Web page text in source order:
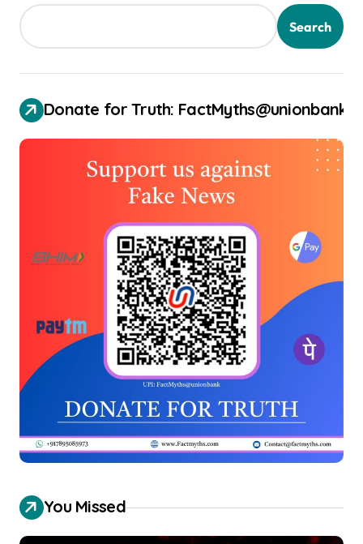
Search
Donate for Truth: FactMyths@unionbank
You Missed